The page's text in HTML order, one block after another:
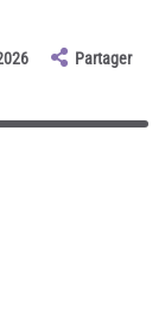
Partager